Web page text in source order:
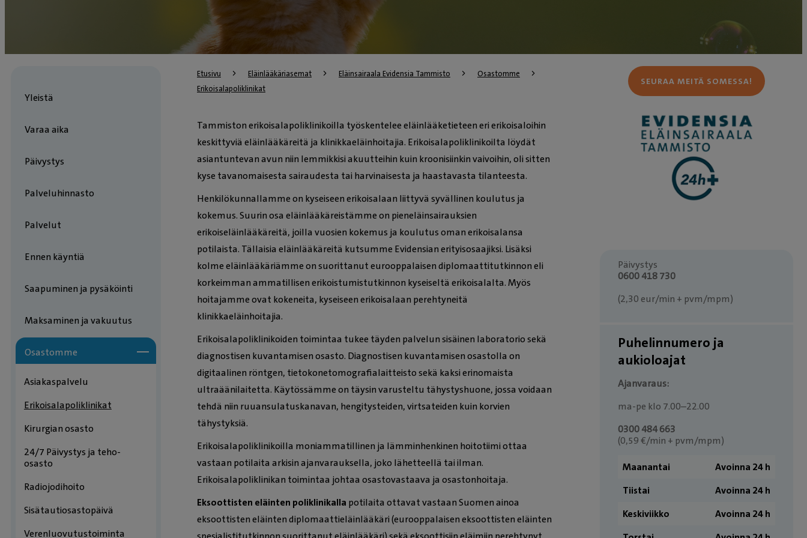
Etusivu Eläinlääkäriasemat Eläinsairaala Evidensia Tammisto
Osastomme
Erikoisalapoliklinikat
Yleistä
Varaa aika
Päivystys
Palveluhinnasto
Palvelut
Ennen käyntiä
Saapuminen ja pysäköinti
Maksaminen ja vakuutus
Osastomme
Asiakaspalvelu
Erikoisalapoliklinikat
Kirurgian osasto
24/7 Päivystys ja teho-
osasto
Radiojodihoito
Sisätautiosastopäivä
Verenluovutustoiminta
Tammiston erikoisalapoliklinikoilla työskentelee eläinlääketieteen eri erikoisaloihin
keskittyviä eläinlääkäreitä ja klinikkaeläinhoitajia. Erikoisalapoliklinikoilta löydät
asiantuntevan avun niin lemmikkisi akuutteihin kuin kroonisiinkin vaivoihin, oli sitten
kyse tavanomaisesta sairaudesta tai harvinaisesta ja haastavasta tilanteesta.
Henkilökunnallamme on kyseiseen erikoisalaan liittyvä syvällinen koulutus ja
kokemus. Suurin osa eläinlääkäreistämme on pieneläinsairauksien
erikoiseläinlääkäreitä, joilla vuosien kokemus ja koulutus oman erikoisalansa
potilaista. Tällaisia eläinlääkäreitä kutsumme Evidensian erityisosaajiksi. Lisäksi
kolme eläinlääkäriämme on suorittanut eurooppalaisen diplomaattitutkinnon eli
korkeimman ammatillisen erikoistumistutkinnon kyseiseltä erikoisalalta. Myös
hoitajamme ovat kokeneita, kyseiseen erikoisalaan perehtyneitä
klinikkaeläinhoitajia.
Erikoisalapoliklinikoiden toimintaa tukee täyden palvelun sisäinen laboratorio sekä
diagnostisen kuvantamisen osasto. Diagnostisen kuvantamisen osastolla on
digitaalinen röntgen, tietokonetomografialaitteisto sekä kaksi erinomaista
ultraäänilaitetta. Käytössämme on täysin varusteltu tähystyshuone, jossa voidaan
tehdä niin ruuansulatuskanavan, hengitysteiden, virtsateiden kuin korvien
tähystyksiä.
Erikoisalapoliklinikoilla moniammatillinen ja lämminhenkinen hoitotiimi ottaa
vastaan potilaita arkisin ajanvarauksella, joko lähetteellä tai ilman.
Erikoisalapoliklinikan toimintaa johtaa osastovastaava ja osastonhoitaja.
Eksoottisten eläinten poliklinikalla potilaita ottavat vastaan Suomen ainoa
eksoottisten eläinten diplomaattieläinlääkäri (eurooppalaisen eksoottisten eläinten
SEURAA MEITÄ SOMESSA!
Päivystys
0600 418 730
(2,30 eur/min + pvm/mpm)
Puhelinnumero ja
aukioloajat
Ajanvaraus:
ma-pe klo 7.00–22.00
0300 484 663
(0,59 €/min + pvm/mpm)
Maanantai
Avoinna 24 h
Tiistai
Avoinna 24 h
Keskiviikko
Avoinna 24 h